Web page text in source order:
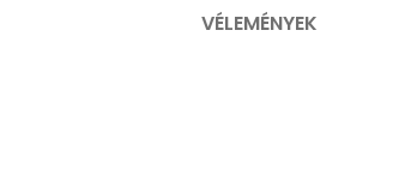
VÉLEMÉNYEK